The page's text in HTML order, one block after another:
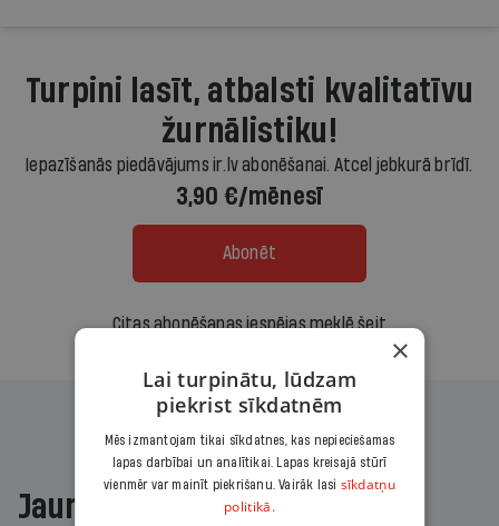
Turpini lasīt, atbalsti kvalitatīvu
žurnālistiku!
Iepazīšanās piedāvājums ir.lv abonēšanai. Atcel jebkurā brīdī.
3,90 €/mēnesī
Abonēt
Citas abonēšanas iespējas meklē šeit
Jaunākajā žurnālā
×
Lai turpinātu, lūdzam
piekrist sīkdatnēm
Mēs izmantojam tikai sīkdatnes, kas nepieciešamas
lapas darbībai un analītikai. Lapas kreisajā stūrī
vienmēr var mainīt piekrišanu. Vairāk lasi sīkdatņu
politikā.